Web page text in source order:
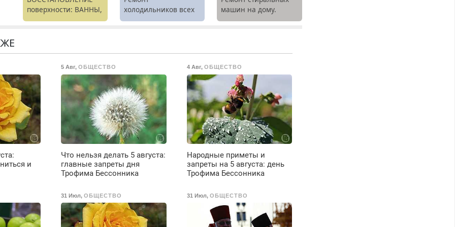
поверхности: ВАННЫ,
раковины,
холодильников всех
марок на дому.
машин на дому.
Выезд и диагностика
и
5 Авг,ОБЩЕСТВО
Что нельзя делать 5 августа:
главные запреты дня
Трофима Бессонника
4 Авг, ОБЩЕСТВО
Народные приметы и
запреты на 5 августа: день
Трофима Бессонника
31 Июл,ОБЩЕСТВО 31 Июл, ОБЩЕСТВО